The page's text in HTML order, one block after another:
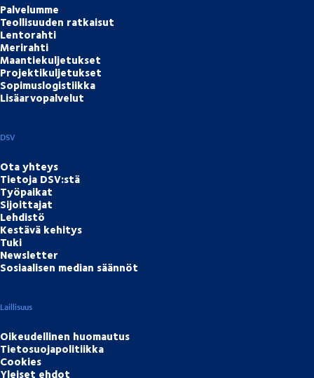
Palvelumme
Teollisuuden ratkaisut
Lentorahti
Merirahti
Maantiekuljetukset
Projektikuljetukset
Sopimuslogistiikka
Lisäarvopalvelut
DSV
Ota yhteys
Tietoja DSV:stä
Työpaikat
Sijoittajat
Lehdistö
Kestävä kehitys
Tuki
Newsletter
Sosiaalisen median säännöt
Laillisuus
Oikeudellinen huomautus
Tietosuojapolitiikka
Cookies
Yleiset ehdot